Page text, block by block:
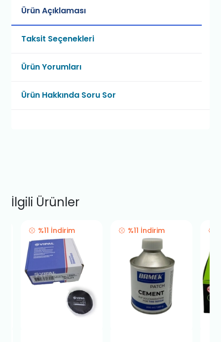
Ürün Açıklaması
Taksit Seçenekleri
Ürün Yorumları
Ürün Hakkında Soru Sor
İlgili Ürünler
%11 İndirim %11 İndirim